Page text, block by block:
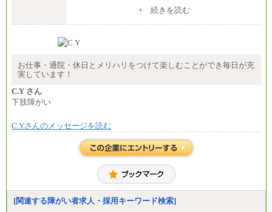
（３）月給191,000円以上（実働7.5時間）
（５）月給147,800円以上（実働6時間）
時給 1,226円（実働4.5時間）
間額換算額）
・退職金相当手当 37円
+ 続きを読む
お仕事・通院・休日とメリハリをつけて楽しむことができ毎日が充
実しています！
C.Y さん
下肢障がい
C.Yさんのメッセージを読む
[関連する障がい者求人・採用キーワード検索]